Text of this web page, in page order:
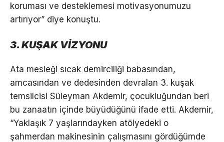
koruması ve desteklemesi motivasyonumuzu
artırıyor” diye konuştu.
3. KUŞAK VİZYONU
Ata mesleği sıcak demirciliği babasından,
amcasından ve dedesinden devralan 3. kuşak
temsilcisi Süleyman Akdemir, çocukluğundan beri
bu zanaatın içinde büyüdüğünü ifade etti. Akdemir,
“Yaklaşık 7 yaşlarındayken atölyedeki o
şahmerdan makinesinin çalışmasını gördüğümde